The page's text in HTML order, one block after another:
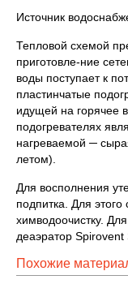
Источник
Тепловой схемой
приготовле-ние
воды поступает к
пластинчатые
идущей на горячее
подогревателях
нагреваемой ─
летом).
Для восполнения
подпитка. Для
химводоочистку.
деаэратор Spirovent
Похожие